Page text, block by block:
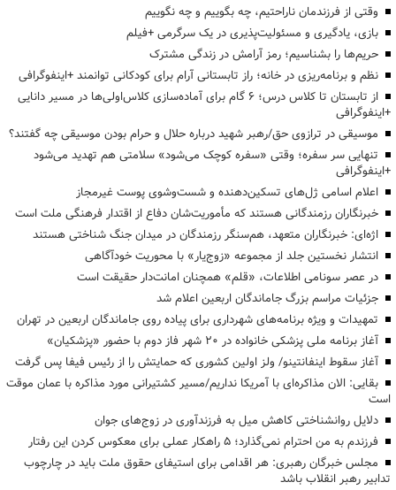
وقتی از فرزندمان ناراحتیم، چه بگوییم و چه نگوییم
بازی، یادگیری و مسئولیت‌پذیری در یک سرگرمی +فیلم
حریم‌ها را بشناسیم؛ رمز آرامش در زندگی مشترک
نظم و برنامه‌ریزی در خانه؛ راز تابستانی آرام برای کودکانی توانمند +اینفوگرافی
از تابستان تا کلاس درس؛ ۶ گام برای آماده‌سازی کلاس‌اولی‌ها در مسیر دانایی
+اینفوگرافی
موسیقی در ترازوی حق/رهبر شهید درباره حلال و حرام بودن موسیقی چه گفتند؟
تنهایی سر سفره؛ وقتی «سفره کوچک می‌شود» سلامتی هم تهدید می‌شود
+اینفوگرافی
اعلام اسامی ژل‌های تسکین‌دهنده و شست‌وشوی پوست غیرمجاز
خبرنگاران رزمندگانی هستند که مأموریت‌شان دفاع از اقتدار فرهنگی ملت است
اژه‌ای: خبرنگاران متعهد، هم‌سنگر رزمندگان در میدان جنگ شناختی هستند
انتشار نخستین جلد از مجموعه «زوج‌یار» با محوریت خودآگاهی
در عصر سونامی اطلاعات، «قلم» همچنان امانت‌دار حقیقت است
جزئیات مراسم بزرگ جاماندگان اربعین اعلام شد
تمهیدات و ویژه برنامه‌های شهرداری برای پیاده روی جاماندگان اربعین در تهران
آغاز برنامه ملی پزشکی خانواده در ۲۰ شهر فاز دوم با حضور «پزشکیان»
آغاز سقوط اینفانتینو/ ولز اولین کشوری که حمایتش را از رئیس فیفا پس گرفت
بقایی: الان مذاکره‌ای با آمریکا نداریم/مسیر کشتیرانی مورد مذاکره با عمان موقت
است
دلایل روانشناختی کاهش میل به فرزندآوری در زوج‌های جوان
فرزندم به من احترام نمی‌گذارد؛ ۵ راهکار عملی برای معکوس کردن این رفتار
مجلس خبرگان رهبری: هر اقدامی برای استیفای حقوق ملت باید در چارچوب
تدابیر رهبر انقلاب باشد